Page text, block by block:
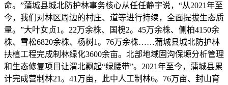
命。”蒲城县城北防护林事务核心从任任静宇说，“从2021年至
今，我们对林区周边的村庄、道等进行持续，全面提拔生态质
量。”大叶女贞1。22万余株、国槐2。45万余株、侧柏4150余
株、雪松6820余株、杨树1。76万余株……蒲城县城北防护林
扶植工程完成制林绿化3600余亩。北部地域固沟保塬分析管理
和生态修复项目让渭北飘起“绿腰带”。2021年至今，蒲城县累
计完成营制林21。41万亩，此中人工制林6。76万亩、封山育